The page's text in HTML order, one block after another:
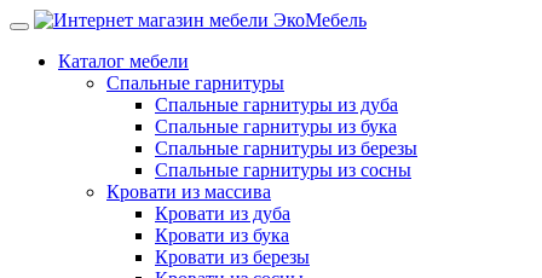
Каталог мебели
Спальные гарнитуры
Спальные гарнитуры из дуба
Спальные гарнитуры из бука
Спальные гарнитуры из березы
Спальные гарнитуры из сосны
Кровати из массива
Кровати из дуба
Кровати из бука
Кровати из березы